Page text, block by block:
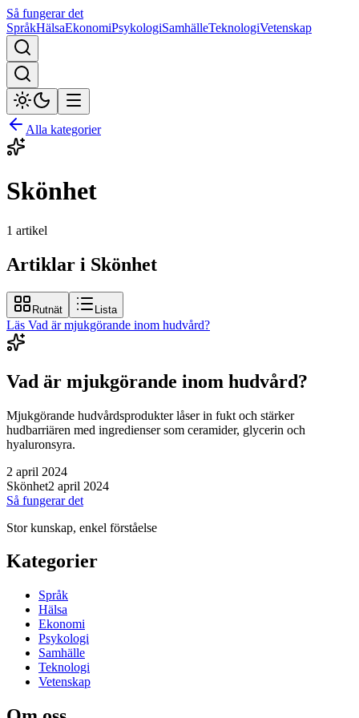
Så fungerar det
SpråkHälsaEkonomiPsykologiSamhälleTeknologiVetenskap
Alla kategorier
Skönhet
1 artikel
Artiklar i Skönhet
Rutnät Lista
Läs Vad är mjukgörande inom hudvård?
Vad är mjukgörande inom hudvård?
Mjukgörande hudvårdsprodukter låser in fukt och stärker
hudbarriären med ingredienser som ceramider, glycerin och
hyaluronsyra.
2 april 2024
Skönhet2 april 2024
Så fungerar det
Stor kunskap, enkel förståelse
Kategorier
Språk
Hälsa
Ekonomi
Psykologi
Samhälle
Teknologi
Vetenskap